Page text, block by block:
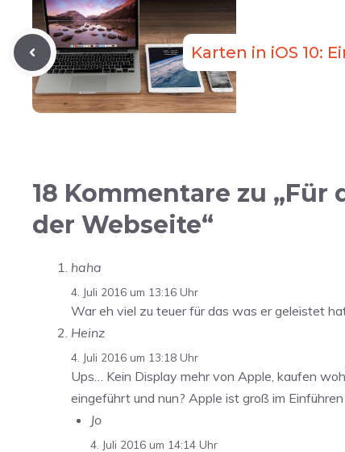
Karten in iOS 10:
18 Kommentare zu
der Webseite“
haha
4. Juli 2016 um 13:16 Uhr
War eh viel zu teuer für das was er geleistet
Heinz
4. Juli 2016 um 13:18 Uhr
Ups… Kein Display mehr von Apple, kaufen
eingeführt und nun? Apple ist groß im
Jo
4. Juli 2016 um 14:14 Uhr